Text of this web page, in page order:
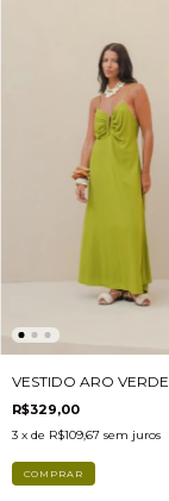
VESTIDO ARO VERDE
R$329,00
3 x de R$109,67 sem juros
COMPRAR